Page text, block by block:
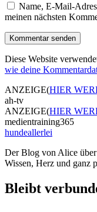
Name, E-Mail-
meinen nächsten
Diese Website
wie deine
ANZEIGE(HIER
ah-tv
ANZEIGE(HIER
medientraining365
hundeallerlei
Der Blog von Alice
Wissen, Herz und ganz
Bleibt